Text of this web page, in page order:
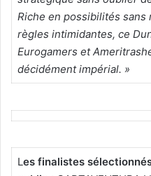
Riche en possibilités
règles intimidantes, ce
Eurogamers et
décidément impérial. »
Les finalistes